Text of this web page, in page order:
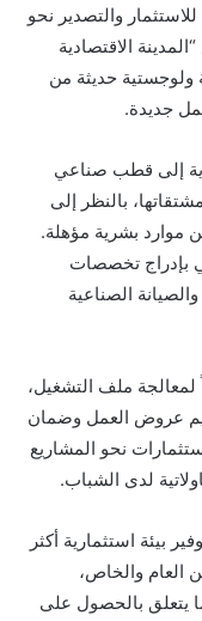
والتصدير نحو
الاقتصادية
ولوجستية حديثة من
جديدة.
إلى قطب صناعي
بالنظر إلى
موارد بشرية مؤهلة.
بإدراج تخصصات
الصناعية
ملف التشغيل،
عروض العمل وضمان
نحو المشاريع
لدى الشباب.
بيئة استثمارية أكثر
العام والخاص،
يتعلق بالحصول على